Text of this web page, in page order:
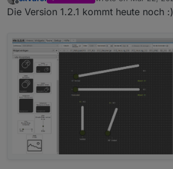
Offline last edited by
Die Version 1.2.1 kommt heute noch :)